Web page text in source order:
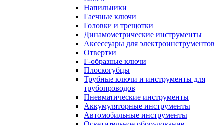
Напильники
Гаечные ключи
Головки и трещотки
Динамометрические инструменты
Аксессуары для электроинструментов
Отвертки
Г-образные ключи
Плоскогубцы
Трубные ключи и инструменты для
трубопроводов
Пневматические инструменты
Аккумуляторные инструменты
Автомобильные инструменты